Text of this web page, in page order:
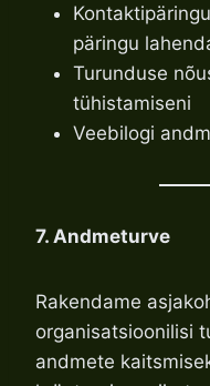
päringu
Turunduse
tühistamiseni
Veebilogi
7. Andmeturve
Rakendame
organisatsioonilisi
andmete